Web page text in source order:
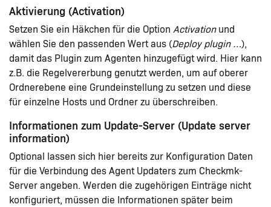
Aktivierung (Activation)
Setzen Sie ein Häkchen für die Option Activationund
wählen Sie den passenden Wert aus (Deploy plugin …​),
damit das Plugin zum Agenten hinzugefügt wird. Hier kann
z.B. die Regelvererbung genutzt werden, um auf oberer
Ordnerebene eine Grundeinstellung zu setzen und diese
für einzelne Hosts und Ordner zu überschreiben.
Informationen zum Update-Server (Update server
information)
Optional lassen sich hier bereits zur Konfiguration Daten
für die Verbindung des Agent Updaters zum Checkmk-
Server angeben. Werden die zugehörigen Einträge nicht
konfiguriert, müssen die Informationen später beim